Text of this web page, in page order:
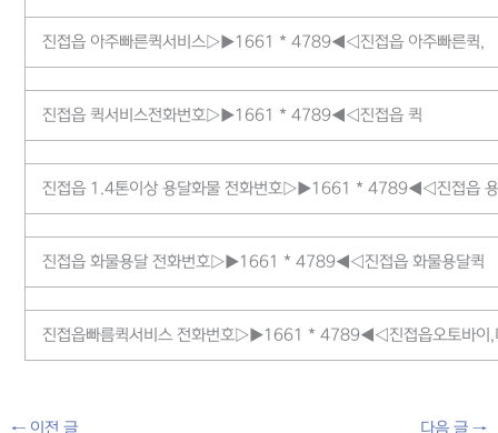
진접읍 아주빠른퀵서비스▷▶1661 * 4789◀◁진접읍 아주빠른퀵,
진접읍 퀵서비스전화번호▷▶1661 * 4789◀◁진접읍 퀵
진접읍 1.4톤이상 용달화물 전화번호▷▶1661 * 4789◀◁진접읍 용
진접읍 화물용달 전화번호▷▶1661 * 4789◀◁진접읍 화물용달퀵
진접읍빠름퀵서비스 전화번호▷▶1661 * 4789◀◁진접읍오토바이,
←이전 글 다음 글→